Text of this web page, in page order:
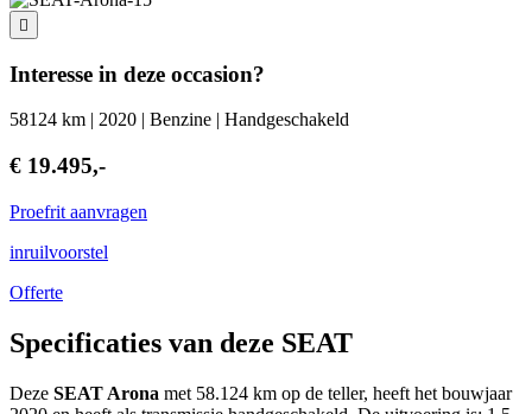
Interesse in deze occasion?
58124 km | 2020 | Benzine | Handgeschakeld
€ 19.495,-
Proefrit aanvragen
inruilvoorstel
Offerte
Specificaties van deze SEAT
Deze SEAT Arona met 58.124 km op de teller, heeft het bouwjaar